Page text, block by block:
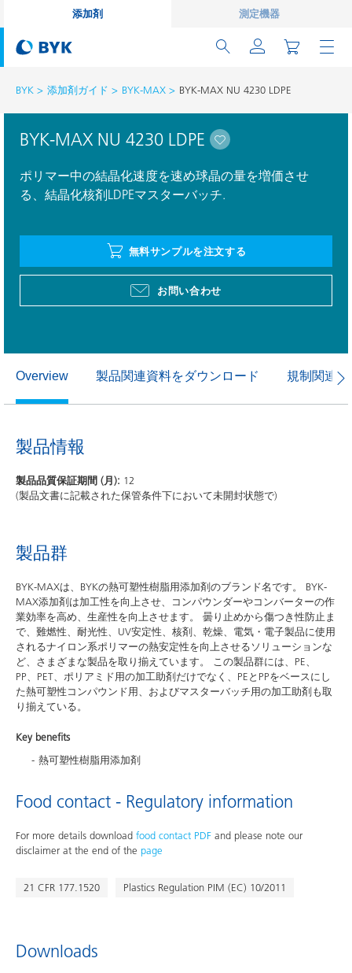
添加剤 測定機器
BYK 添加剤ガイド BYK-MAX BYK-MAX NU 4230 LDPE
BYK-MAX NU 4230 LDPE
ポリマー中の結晶化速度を速め球晶の量を増価させ
る、結晶化核剤LDPEマスターバッチ.
無料サンプルを注文する
お問い合わせ
Overview 製品関連資料をダウンロード 規制関連
製品情報
製品品質保証期間 (月): 12
(製品文書に記載された保管条件下において未開封状態で)
製品群
BYK-MAXは、BYKの熱可塑性樹脂用添加剤のブランド名です。 BYK-
MAX添加剤は加工性を向上させ、コンパウンダーやコンバーターの作
業効率を高め、生産性を向上させます。 曇り止めから傷つき性防止ま
で、難燃性、耐光性、UV安定性、核剤、乾燥、電気・電子製品に使用
されるナイロン系ポリマーの熱安定性を向上させるソリューションな
ど、さまざまな製品を取り揃えています。 この製品群には、PE、
PP、PET、ポリアミド用の加工助剤だけでなく、PEとPPをベースにし
た熱可塑性コンパウンド用、およびマスターバッチ用の加工助剤も取
り揃えている。
Key benefits
熱可塑性樹脂用添加剤
Food contact - Regulatory information
For more details download food contact PDF and please note our
disclaimer at the end of the page
21 CFR 177.1520 Plastics Regulation PIM (EC) 10/2011
Downloads